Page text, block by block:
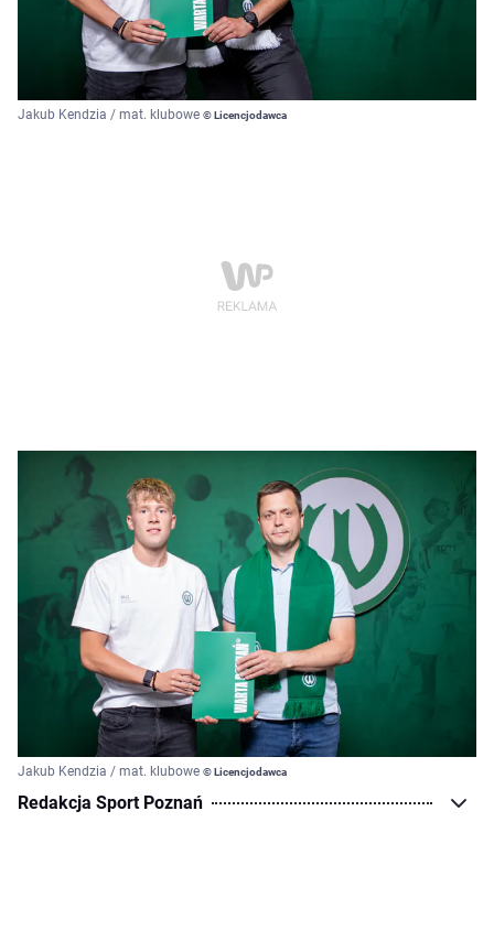
Jakub Kendzia / mat. klubowe © Licencjodawca
Jakub Kendzia / mat. klubowe © Licencjodawca
Redakcja Sport Poznań